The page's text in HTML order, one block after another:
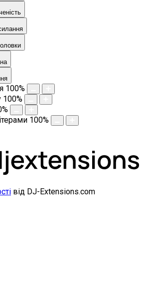
100%
100%
%
100%
від DJ-Extensions.com